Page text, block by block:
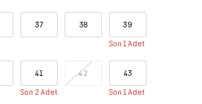
37 38 39
Son 1 Adet
41
Son 2 Adet
42 43
Son 1 Adet